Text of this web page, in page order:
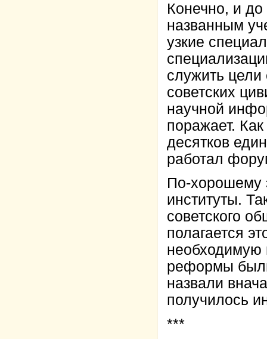
Конечно, и
названным
узкие
служить цели
советских
научной
поражает.
десятков
работал
По-хорошему
институты.
советского
полагается
необходимую
реформы
назвали
получилось
***